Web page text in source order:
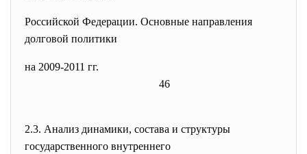
Российской Федерации. Основные направления
долговой политики
на 2009-2011 гг.
46
2.3. Анализ динамики, состава и структуры
государственного внутреннего